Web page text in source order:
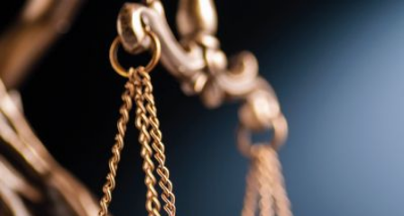
Qui
sommes-
nous ?
S'inscrire à
la
newsletter